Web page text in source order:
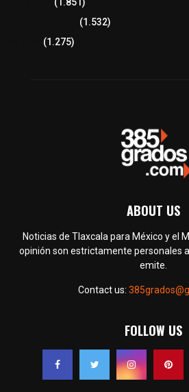
(1.532)
(1.275)
ABOUT US
Noticias de Tlaxcala para México y el
opinión son estrictamente personales
emite.
Contact us:
FOLLOW US